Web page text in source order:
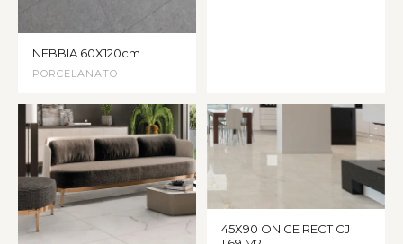
NEBBIA 60X120cm
PORCELANATO
45X90 ONICE RECT CJ